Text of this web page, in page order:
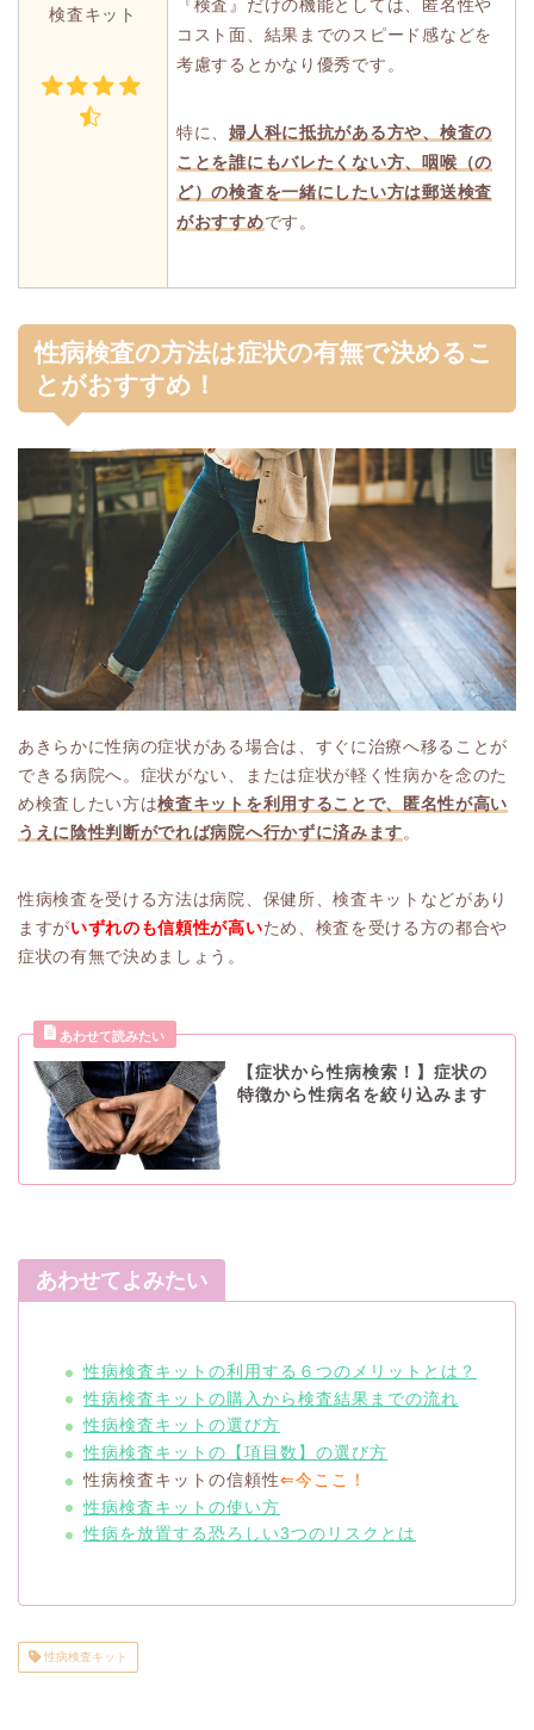
検査キット
『検査』だけの機能としては、匿名性や
コスト面、結果までのスピード感などを
考慮するとかなり優秀です。
特に、婦人科に抵抗がある方や、検査の
ことを誰にもバレたくない方、咽喉（の
ど）の検査を一緒にしたい方は郵送検査
がおすすめです。
性病検査の方法は症状の有無で決めるこ
とがおすすめ！
あきらかに性病の症状がある場合は、すぐに治療へ移ることが
できる病院へ。症状がない、または症状が軽く性病かを念のた
め検査したい方は検査キットを利用することで、匿名性が高い
うえに 陰性判断がでれば病院へ行かずに済みます。
性病検査を受ける方法は病院、保健所、検査キットなどがあり
ますがいずれのも信頼性が高いため、検査を受ける方の都合や
症状の有無で決めましょう。
【症状から性病検索！】症状の
特徴から性病名を絞り込みます
あわせてよみたい
性病検査キットの利用する６つのメリットとは？
性病検査キットの購入から検査結果までの流れ
性病検査キットの選び方
性病検査キットの【項目数】の選び方
性病検査キットの信頼性⇐今ここ！
性病検査キットの使い方
性病を放置する恐ろしい3つのリスクとは
性病検査キット